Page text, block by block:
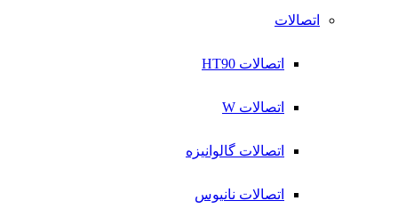
اتصالات
اتصالات HT90
اتصالات W
اتصالات گالوانیزه
اتصالات نانیوس